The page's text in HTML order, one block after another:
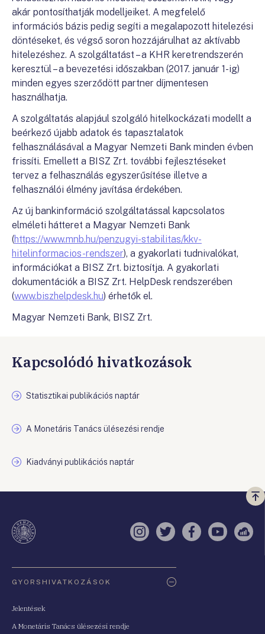
akár pontosíthatják modelljeiket. A megfelelő
információs bázis pedig segíti a megalapozott hitelezési
döntéseket, és végső soron hozzájárulhat az aktívabb
hitelezéshez. A szolgáltatást – a KHR keretrendszerén
keresztül – a bevezetési időszakban (2017. január 1-ig)
minden egyes szerződött partner díjmentesen
használhatja.
A szolgáltatás alapjául szolgáló hitelkockázati modellt a
beérkező újabb adatok és tapasztalatok
felhasználásával a Magyar Nemzeti Bank minden évben
frissíti. Emellett a BISZ Zrt. további fejlesztéseket
tervez a felhasználás egyszerűsítése illetve a
felhasználói élmény javítása érdekében.
Az új bankinformáció szolgáltatással kapcsolatos
elméleti hátteret a Magyar Nemzeti Bank
(https://www.mnb.hu/penzugyi-stabilitas/kkv-
hitelinformacios-rendszer), a gyakorlati tudnivalókat,
információkat a BISZ Zrt. biztosítja. A gyakorlati
dokumentációk a BISZ Zrt. HelpDesk rendszerében
(www.biszhelpdesk.hu) érhetők el.
Magyar Nemzeti Bank, BISZ Zrt.
Kapcsolódó hivatkozások
Statisztikai publikációs naptár
A Monetáris Tanács ülésezési rendje
Kiadványi publikációs naptár
a
Instagram
TwitterFacebook
YouTube
GYORSHIVATKOZÁSOK
Jelentések
A Monetáris Tanács ülésezési rendje